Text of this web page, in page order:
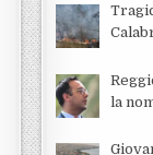
la